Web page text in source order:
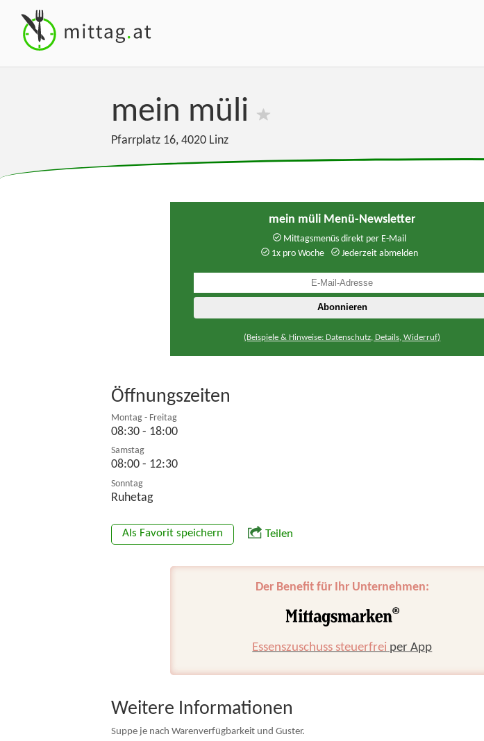
mein müli
Pfarrplatz 16, 4020 Linz
mein müli Menü-Newsletter
Mittagsmenüs direkt per E-Mail
1x pro Woche
Jederzeit abmelden
(Beispiele & Hinweise: Datenschutz, Details, Widerruf)
Öffnungszeiten
Montag - Freitag
08:30 - 18:00
Samstag
08:00 - 12:30
Sonntag
Ruhetag
Als Favorit speichern Teilen
Der Benefit für Ihr Unternehmen:
Essenszuschuss steuerfrei per App
Weitere Informationen
Suppe je nach Warenverfügbarkeit und Guster.